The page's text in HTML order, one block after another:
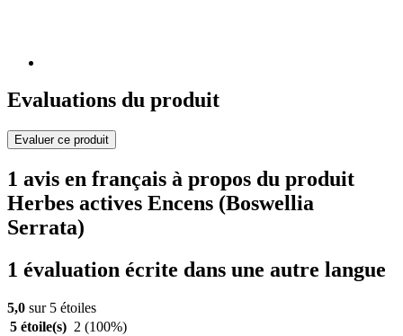
Evaluations du produit
Evaluer ce produit
1 avis en français à propos du produit
Herbes actives Encens (Boswellia
Serrata)
1 évaluation écrite dans une autre langue
5,0 sur 5 étoiles
5 étoile(s) 2 (100%)